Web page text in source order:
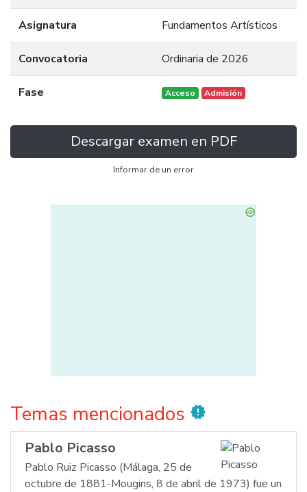
Asignatura Fundamentos Artísticos
Convocatoria Ordinaria de 2026
Fase Acceso Admisión
Descargar examen en PDF
Informar de un error
Temas mencionados new_releases
Pablo Picasso
Pablo Ruiz Picasso (Málaga, 25 de
octubre de 1881-Mougins, 8 de abril de 1973) fue un